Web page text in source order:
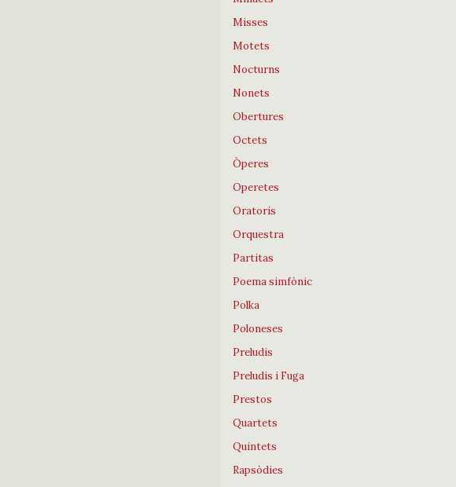
Misses
Motets
Nocturns
Nonets
Obertures
Octets
Òperes
Operetes
Oratoris
Orquestra
Partitas
Poema simfònic
Polka
Poloneses
Preludis
Preludis i Fuga
Prestos
Quartets
Quintets
Rapsòdies